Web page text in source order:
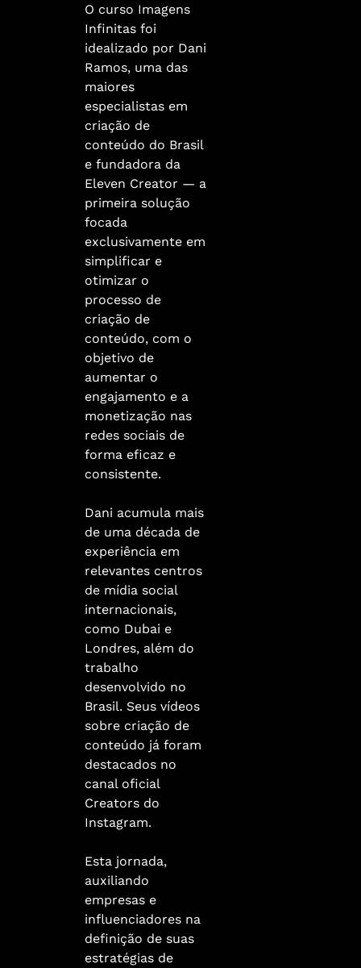
O curso Imagens
Infinitas foi
idealizado por Dani
Ramos, uma das
maiores
especialistas em
criação de
conteúdo do Brasil
e fundadora da
Eleven Creator — a
primeira solução
focada
exclusivamente em
simplificar e
otimizar o
processo de
criação de
conteúdo, com o
objetivo de
aumentar o
engajamento e a
monetização nas
redes sociais de
forma eficaz e
consistente.
Dani acumula mais
de uma década de
experiência em
relevantes centros
de mídia social
internacionais,
como Dubai e
Londres, além do
trabalho
desenvolvido no
Brasil. Seus vídeos
sobre criação de
conteúdo já foram
destacados no
canal oficial
Creators do
Instagram.
Esta jornada,
auxiliando
empresas e
influenciadores na
definição de suas
estratégias de